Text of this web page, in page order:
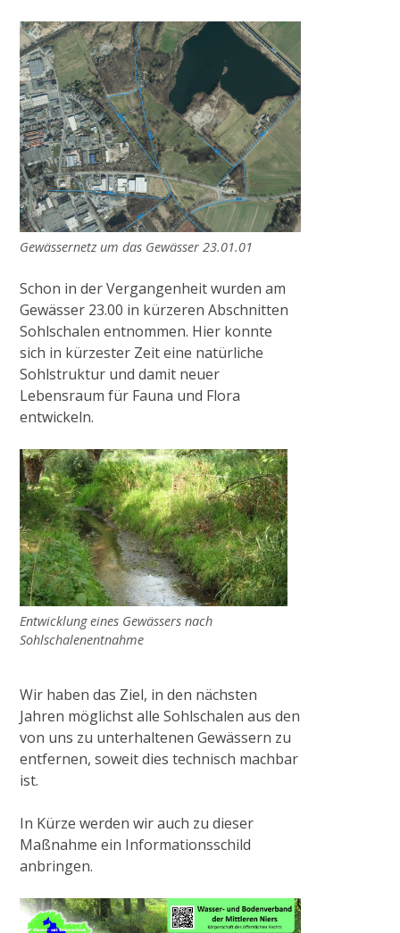
Gewässernetz um das Gewässer 23.01.01
Schon in der Vergangenheit wurden am
Gewässer 23.00 in kürzeren Abschnitten
Sohlschalen entnommen. Hier konnte
sich in kürzester Zeit eine natürliche
Sohlstruktur und damit neuer
Lebensraum für Fauna und Flora
entwickeln.
Entwicklung eines Gewässers nach
Sohlschalenentnahme
Wir haben das Ziel, in den nächsten
Jahren möglichst alle Sohlschalen aus den
von uns zu unterhaltenen Gewässern zu
entfernen, soweit dies technisch machbar
ist.
In Kürze werden wir auch zu dieser
Maßnahme ein Informationsschild
anbringen.